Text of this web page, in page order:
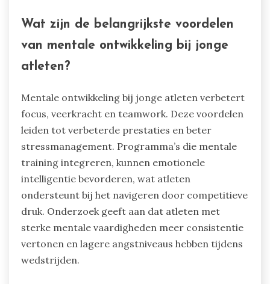
Wat zijn de belangrijkste voordelen
van mentale ontwikkeling bij jonge
atleten?
Mentale ontwikkeling bij jonge atleten verbetert
focus, veerkracht en teamwork. Deze voordelen
leiden tot verbeterde prestaties en beter
stressmanagement. Programma’s die mentale
training integreren, kunnen emotionele
intelligentie bevorderen, wat atleten
ondersteunt bij het navigeren door competitieve
druk. Onderzoek geeft aan dat atleten met
sterke mentale vaardigheden meer consistentie
vertonen en lagere angstniveaus hebben tijdens
wedstrijden.